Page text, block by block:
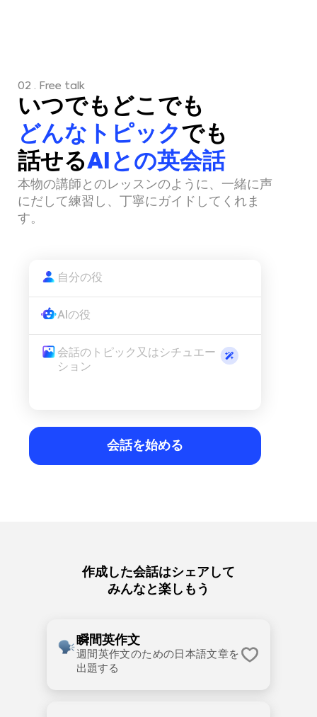
02 . Free talk
いつでもどこでも
どんなトピックでも
話せるAIとの英会話
本物の講師とのレッスンのように、一緒に声
にだして練習し、丁寧にガイドしてくれま
す。
自分の役
AIの役
会話のトピック又はシチュエー
ション
会話を始める
作成した会話はシェアして
みんなと楽しもう
瞬間英作文
週間英作文のための日本語文章を
出題する